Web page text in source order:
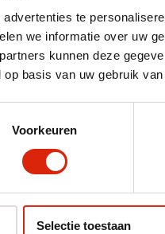
te
we informatie over uw
kunnen deze
basis van uw gebruik
Voorkeuren
Selectie toestaan
Wit,
< 50